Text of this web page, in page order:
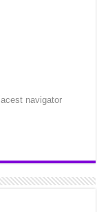
navigator